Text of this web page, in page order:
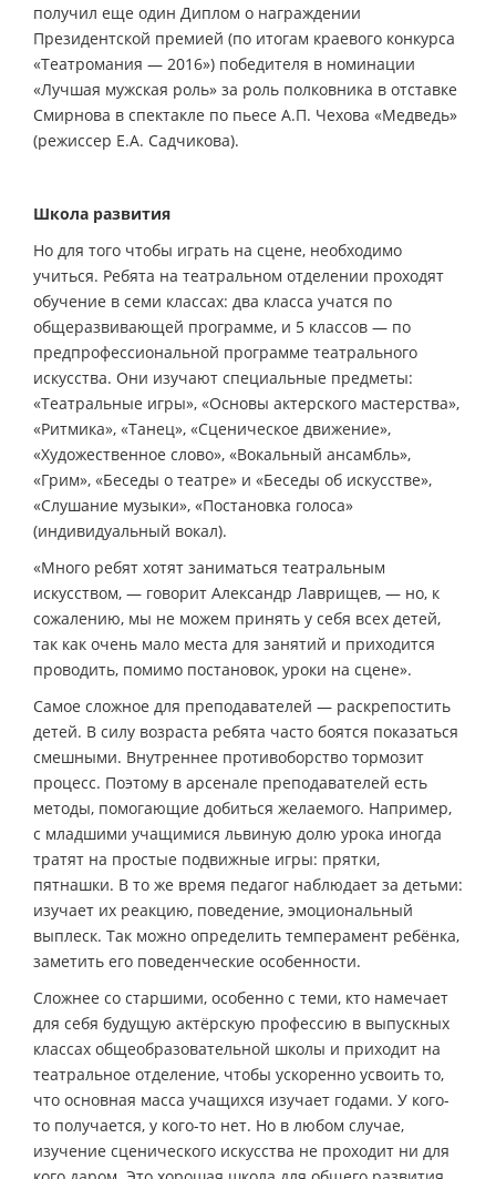
получил еще один Диплом о награждении
Президентской премией (по итогам краевого конкурса
«Театромания — 2016») победителя в номинации
«Лучшая мужская роль» за роль полковника в отставке
Смирнова в спектакле по пьесе А.П. Чехова «Медведь»
(режиссер Е.А. Садчикова).
Школа развития
Но для того чтобы играть на сцене, необходимо
учиться. Ребята на театральном отделении проходят
обучение в семи классах: два класса учатся по
общеразвивающей программе, и 5 классов — по
предпрофессиональной программе театрального
искусства. Они изучают специальные предметы:
«Театральные игры», «Основы актерского мастерства»,
«Ритмика», «Танец», «Сценическое движение»,
«Художественное слово», «Вокальный ансамбль»,
«Грим», «Беседы о театре» и «Беседы об искусстве»,
«Слушание музыки», «Постановка голоса»
(индивидуальный вокал).
«Много ребят хотят заниматься театральным
искусством, — говорит Александр Лаврищев, — но, к
сожалению, мы не можем принять у себя всех детей,
так как очень мало места для занятий и приходится
проводить, помимо постановок, уроки на сцене».
Самое сложное для преподавателей — раскрепостить
детей. В силу возраста ребята часто боятся показаться
смешными. Внутреннее противоборство тормозит
процесс. Поэтому в арсенале преподавателей есть
методы, помогающие добиться желаемого. Например,
с младшими учащимися львиную долю урока иногда
тратят на простые подвижные игры: прятки,
пятнашки. В то же время педагог наблюдает за детьми:
изучает их реакцию, поведение, эмоциональный
выплеск. Так можно определить темперамент ребёнка,
заметить его поведенческие особенности.
Сложнее со старшими, особенно с теми, кто намечает
для себя будущую актёрскую профессию в выпускных
классах общеобразовательной школы и приходит на
театральное отделение, чтобы ускоренно усвоить то,
что основная масса учащихся изучает годами. У кого-
то получается, у кого-то нет. Но в любом случае,
изучение сценического искусства не проходит ни для